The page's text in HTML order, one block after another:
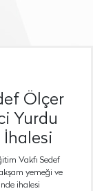
Ölçer
Yurdu
İhalesi
Vakfı Sedef
yemeği ve
ihalesi